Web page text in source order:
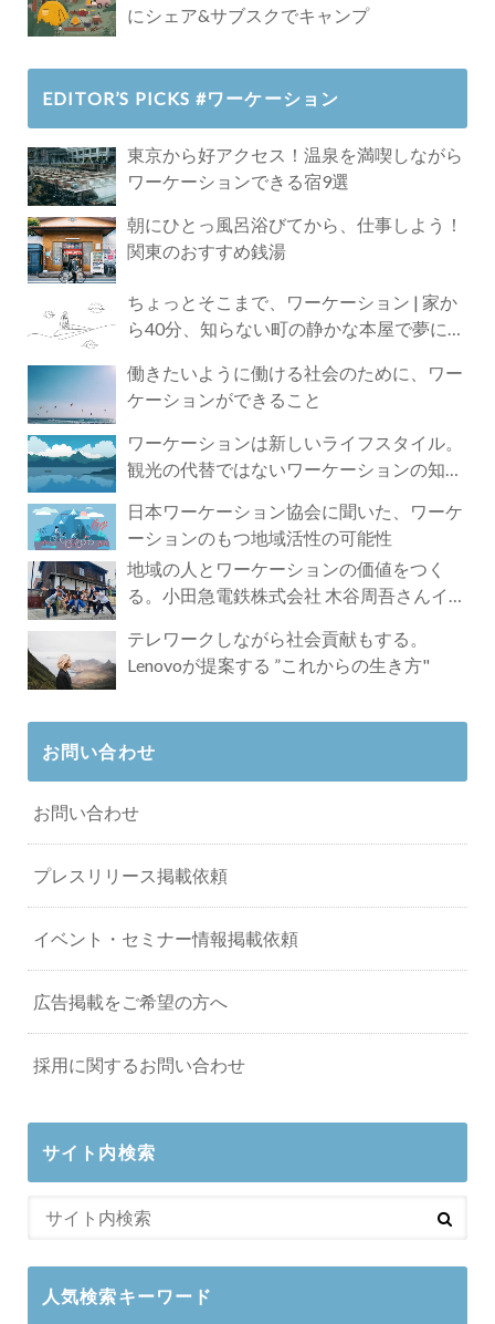
にシェア&サブスクでキャンプ
EDITOR’S PICKS #ワーケーション
東京から好アクセス！温泉を満喫しながら
ワーケーションできる宿9選
朝にひとっ風呂浴びてから、仕事しよう！
関東のおすすめ銭湯
ちょっとそこまで、ワーケーション | 家か
ら40分、知らない町の静かな本屋で夢に近
働きたいように働ける社会のために、ワー
ケーションができること
ワーケーションは新しいライフスタイル。
観光の代替ではないワーケーションの知ら
日本ワーケーション協会に聞いた、ワーケ
ーションのもつ地域活性の可能性
地域の人とワーケーションの価値をつく
る。小田急電鉄株式会社 木谷周吾さんイン
テレワークしながら社会貢献もする。
Lenovoが提案する ”これからの生き方"
お問い合わせ
お問い合わせ
プレスリリース掲載依頼
イベント・セミナー情報掲載依頼
広告掲載をご希望の方へ
採用に関するお問い合わせ
サイト内検索
人気検索キーワード